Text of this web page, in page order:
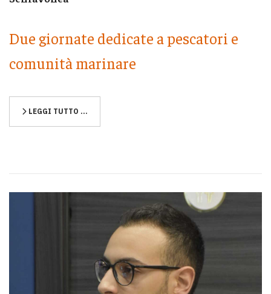
Due giornate dedicate a pescatori e
comunità marinare
LEGGI TUTTO …